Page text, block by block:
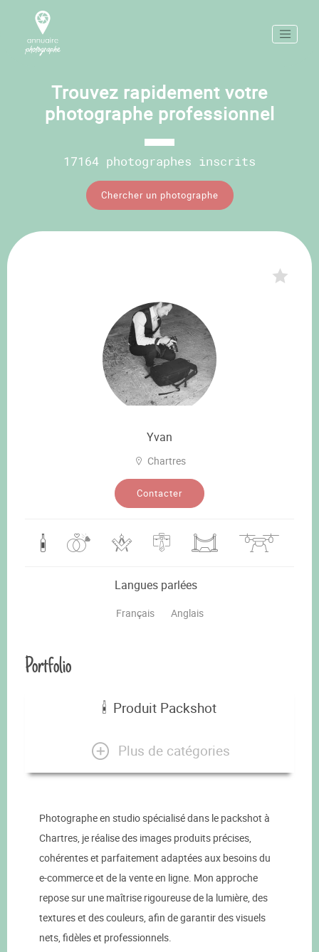
Trouvez rapidement votre
photographe professionnel
17164 photographes inscrits
Chercher un photographe
Yvan
Chartres
Contacter
Langues parlées
Français Anglais
Portfolio
Produit Packshot
Plus de catégories
Photographe en studio spécialisé dans le packshot à
Chartres, je réalise des images produits précises,
cohérentes et parfaitement adaptées aux besoins du
e-commerce et de la vente en ligne. Mon approche
repose sur une maîtrise rigoureuse de la lumière, des
textures et des couleurs, afin de garantir des visuels
nets, fidèles et professionnels.